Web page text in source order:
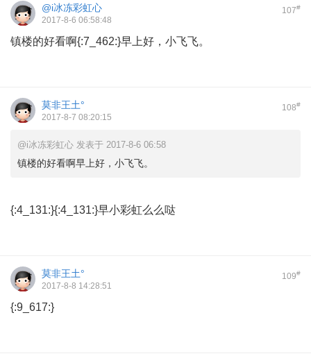
107#
@i冰冻彩虹心
2017-8-6 06:58:48
镇楼的好看啊{:7_462:}早上好，小飞飞。
108#
莫非王土°
2017-8-7 08:20:15
@i冰冻彩虹心 发表于 2017-8-6 06:58
镇楼的好看啊早上好，小飞飞。
{:4_131:}{:4_131:}早小彩虹么么哒
109#
莫非王土°
2017-8-8 14:28:51
{:9_617:}